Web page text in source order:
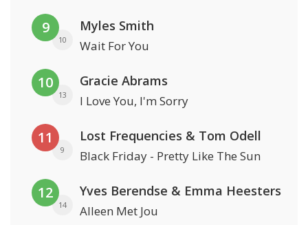
9
10
Myles Smith
Wait For You
10
13
Gracie Abrams
I Love You, I'm Sorry
11
9
Lost Frequencies & Tom Odell
Black Friday - Pretty Like The Sun
12
14
Yves Berendse & Emma Heesters
Alleen Met Jou